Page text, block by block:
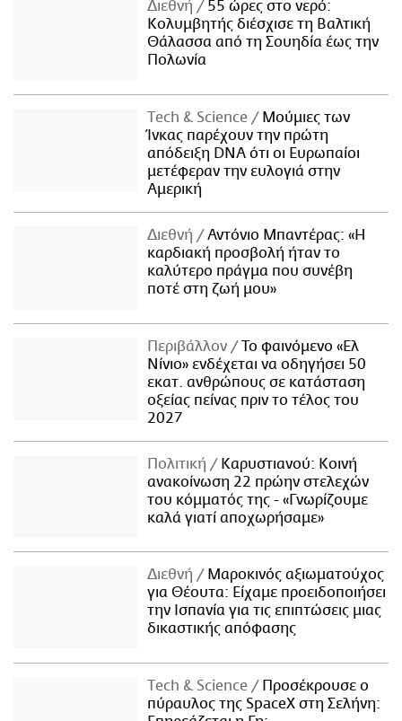
Διεθνή
55 ώρες στο νερό:
Κολυμβητής διέσχισε τη Βαλτική
Θάλασσα από τη Σουηδία έως την
Πολωνία
Τech & Science
Μούμιες των
Ίνκας παρέχουν την πρώτη
απόδειξη DNA ότι οι Ευρωπαίοι
μετέφεραν την ευλογιά στην
Αμερική
Διεθνή
Αντόνιο Μπαντέρας: «Η
καρδιακή προσβολή ήταν το
καλύτερο πράγμα που συνέβη
ποτέ στη ζωή μου»
Περιβάλλον
Το φαινόμενο «Ελ
Νίνιο» ενδέχεται να οδηγήσει 50
εκατ. ανθρώπους σε κατάσταση
οξείας πείνας πριν το τέλος του
2027
Πολιτική
Καρυστιανού: Κοινή
ανακοίνωση 22 πρώην στελεχών
του κόμματός της - «Γνωρίζουμε
καλά γιατί αποχωρήσαμε»
Διεθνή
Μαροκινός αξιωματούχος
για Θέουτα: Είχαμε προειδοποιήσει
την Ισπανία για τις επιπτώσεις μιας
δικαστικής απόφασης
Τech & Science
Προσέκρουσε ο
πύραυλος της SpaceX στη Σελήνη: